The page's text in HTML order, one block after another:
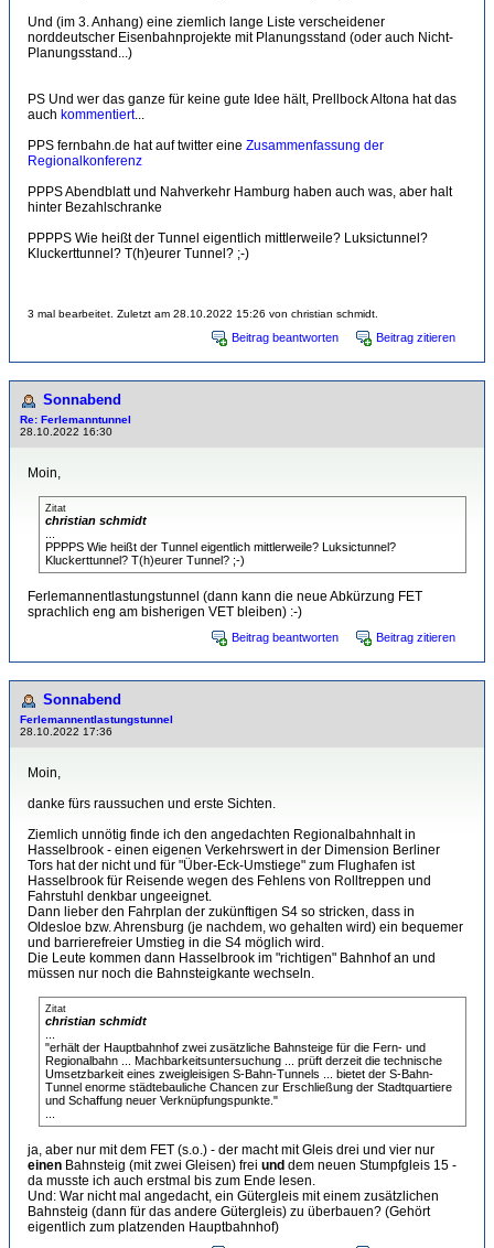
Und (im 3. Anhang) eine ziemlich lange Liste verscheidener
norddeutscher Eisenbahnprojekte mit Planungsstand (oder auch Nicht-
Planungsstand...)
PS Und wer das ganze für keine gute Idee hält, Prellbock Altona hat das
auch kommentiert...
PPS fernbahn.de hat auf twitter eine Zusammenfassung der
Regionalkonferenz
PPPS Abendblatt und Nahverkehr Hamburg haben auch was, aber halt
hinter Bezahlschranke
PPPPS Wie heißt der Tunnel eigentlich mittlerweile? Luksictunnel?
Kluckerttunnel? T(h)eurer Tunnel? ;-)
3 mal bearbeitet. Zuletzt am 28.10.2022 15:26 von christian schmidt.
Beitrag beantworten Beitrag zitieren
Sonnabend
Re: Ferlemanntunnel
28.10.2022 16:30
Moin,
Zitat
christian schmidt
PPPPS Wie heißt der Tunnel eigentlich mittlerweile? Luksictunnel?
Kluckerttunnel? T(h)eurer Tunnel? ;-)
Ferlemannentlastungstunnel (dann kann die neue Abkürzung FET
sprachlich eng am bisherigen VET bleiben) :-)
Beitrag beantworten Beitrag zitieren
Sonnabend
Ferlemannentlastungstunnel
28.10.2022 17:36
Moin,
danke fürs raussuchen und erste Sichten.
Ziemlich unnötig finde ich den angedachten Regionalbahnhalt in
Hasselbrook - einen eigenen Verkehrswert in der Dimension Berliner
Tors hat der nicht und für "Über-Eck-Umstiege" zum Flughafen ist
Hasselbrook für Reisende wegen des Fehlens von Rolltreppen und
Fahrstuhl denkbar ungeeignet.
Dann lieber den Fahrplan der zukünftigen S4 so stricken, dass in
Oldesloe bzw. Ahrensburg (je nachdem, wo gehalten wird) ein bequemer
und barrierefreier Umstieg in die S4 möglich wird.
Die Leute kommen dann Hasselbrook im "richtigen" Bahnhof an und
müssen nur noch die Bahnsteigkante wechseln.
Zitat
christian schmidt
"erhält der Hauptbahnhof zwei zusätzliche Bahnsteige für die Fern- und
Regionalbahn ... Machbarkeitsuntersuchung ... prüft derzeit die technische
Umsetzbarkeit eines zweigleisigen S-Bahn-Tunnels ... bietet der S-Bahn-
Tunnel enorme städtebauliche Chancen zur Erschließung der Stadtquartiere
und Schaffung neuer Verknüpfungspunkte."
ja, aber nur mit dem FET (s.o.) - der macht mit Gleis drei und vier nur
einen Bahnsteig (mit zwei Gleisen) frei und dem neuen Stumpfgleis 15 -
da musste ich auch erstmal bis zum Ende lesen.
Und: War nicht mal angedacht, ein Gütergleis mit einem zusätzlichen
Bahnsteig (dann für das andere Gütergleis) zu überbauen? (Gehört
eigentlich zum platzenden Hauptbahnhof)